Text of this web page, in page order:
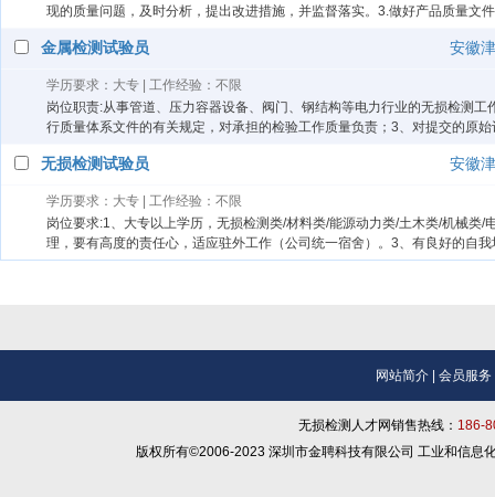
现的质量问题，及时分析，提出改进措施，并监督落实。3.做好产品质量文
金属检测试验员 安徽
学历要求：大专 | 工作经验：不限
岗位职责:从事管道、压力容器设备、阀门、钢结构等电力行业的无损检测
行质量体系文件的有关规定，对承担的检验工作质量负责；3、对提交的原
无损检测试验员 安徽
学历要求：大专 | 工作经验：不限
岗位要求:1、大专以上学历，无损检测类/材料类/能源动力类/土木类/机械
理，要有高度的责任心，适应驻外工作（公司统一宿舍）。3、有良好的自
网站简介 会员服务
无损检测人才网销售热线： 186-
版权所有©2006-2023 深圳市金聘科技有限公司 工业和信息